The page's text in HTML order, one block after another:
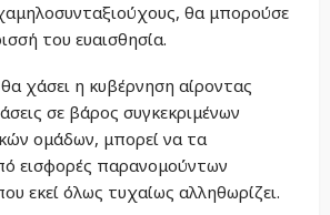
θα μπορούσε
του ευαισθησία.
χάσει η κυβέρνηση αίροντας
σε βάρος συγκεκριμένων
ομάδων, μπορεί να τα
εισφορές παρανομούντων
εκεί όλως τυχαίως αλληθωρίζει.